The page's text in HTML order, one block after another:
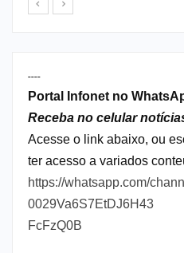
----
Portal Infonet no
Receba no celular
Acesse o link abaixo, ou
ter acesso a variados
https://whatsapp.com/
0029Va6S7EtDJ6H43
FcFzQ0B